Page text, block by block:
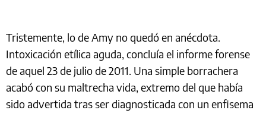
Tristemente, lo de Amy no quedó en anécdota.
Intoxicación etílica aguda, concluía el informe forense
de aquel 23 de julio de 2011. Una simple borrachera
acabó con su maltrecha vida, extremo del que había
sido advertida tras ser diagnosticada con un enfisema